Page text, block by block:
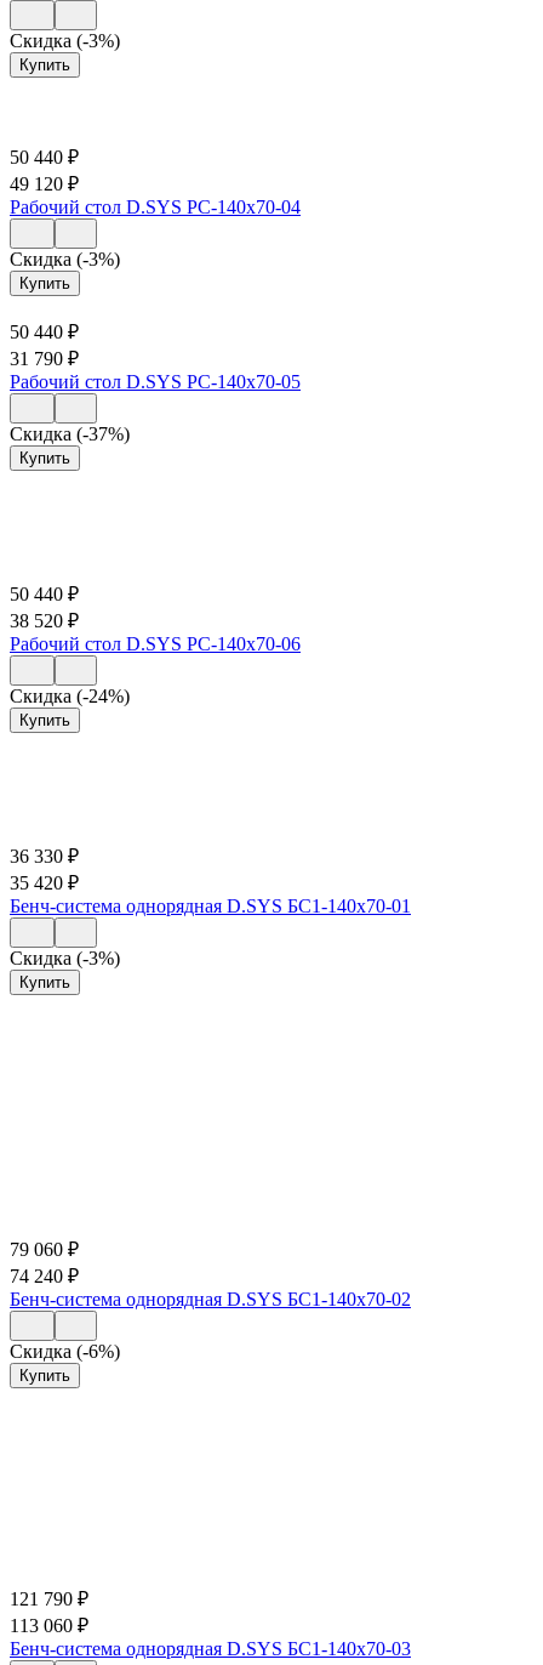
Скидка (-3%)
Купить
50 440 ₽
49 120 ₽
Рабочий стол D.SYS РС-140х70-04
Скидка (-3%)
Купить
50 440 ₽
31 790 ₽
Рабочий стол D.SYS РС-140х70-05
Скидка (-37%)
Купить
50 440 ₽
38 520 ₽
Рабочий стол D.SYS РС-140х70-06
Скидка (-24%)
Купить
36 330 ₽
35 420 ₽
Бенч-система однорядная D.SYS БС1-140х70-01
Скидка (-3%)
Купить
79 060 ₽
74 240 ₽
Бенч-система однорядная D.SYS БС1-140х70-02
Скидка (-6%)
Купить
121 790 ₽
113 060 ₽
Бенч-система однорядная D.SYS БС1-140х70-03